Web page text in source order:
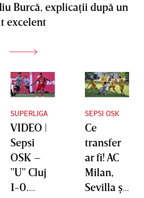
Burcă, explicaţii după un
excelent
SUPERLIGA
VIDEO |
Sepsi
OSK –
"U" Cluj
1-0.
SEPSI OSK
Ce
transfer
ar fi! AC
Milan,
Sevilla şi